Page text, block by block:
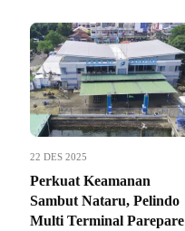
22 DES 2025
Perkuat Keamanan
Sambut Nataru, Pelindo
Multi Terminal Parepare